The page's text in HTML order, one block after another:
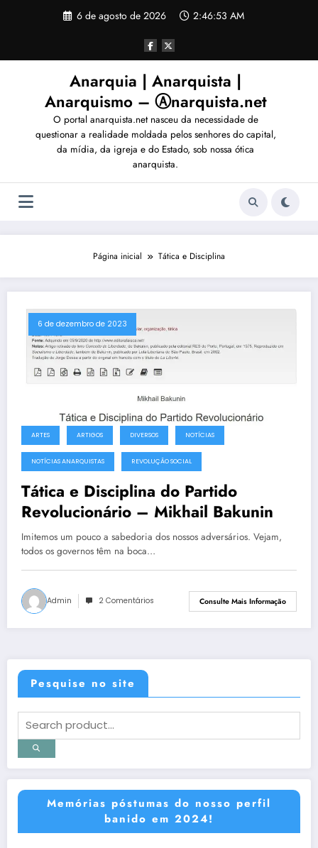
6 de agosto de 2026 2:46:56 AM
Anarquia | Anarquista |
Anarquismo – Ⓐnarquista.net
O portal anarquista.net nasceu da necessidade de
questionar a realidade moldada pelos senhores do capital,
da mídia, da igreja e do Estado, sob nossa ótica
anarquista.
Página inicial Tática e Disciplina
6 de dezembro de 2023
ARTES ARTIGOS DIVERSOS NOTÍCIAS
NOTÍCIAS ANARQUISTAS REVOLUÇÃO SOCIAL
Tática e Disciplina do Partido
Revolucionário – Mikhail Bakunin
Imitemos um pouco a sabedoria dos nossos adversários. Vejam,
todos os governos têm na boca…
Admin 2 Comentários Consulte Mais Informação
Pesquise no site
Memórias póstumas do nosso perfil
banido em 2024!